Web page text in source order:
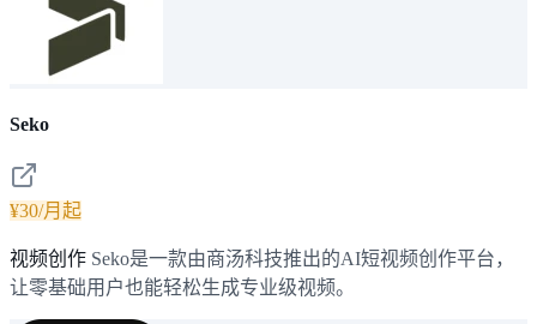
Seko
¥30/月起
视频创作 Seko是一款由商汤科技推出的AI短视频创作平台，
让零基础用户也能轻松生成专业级视频。